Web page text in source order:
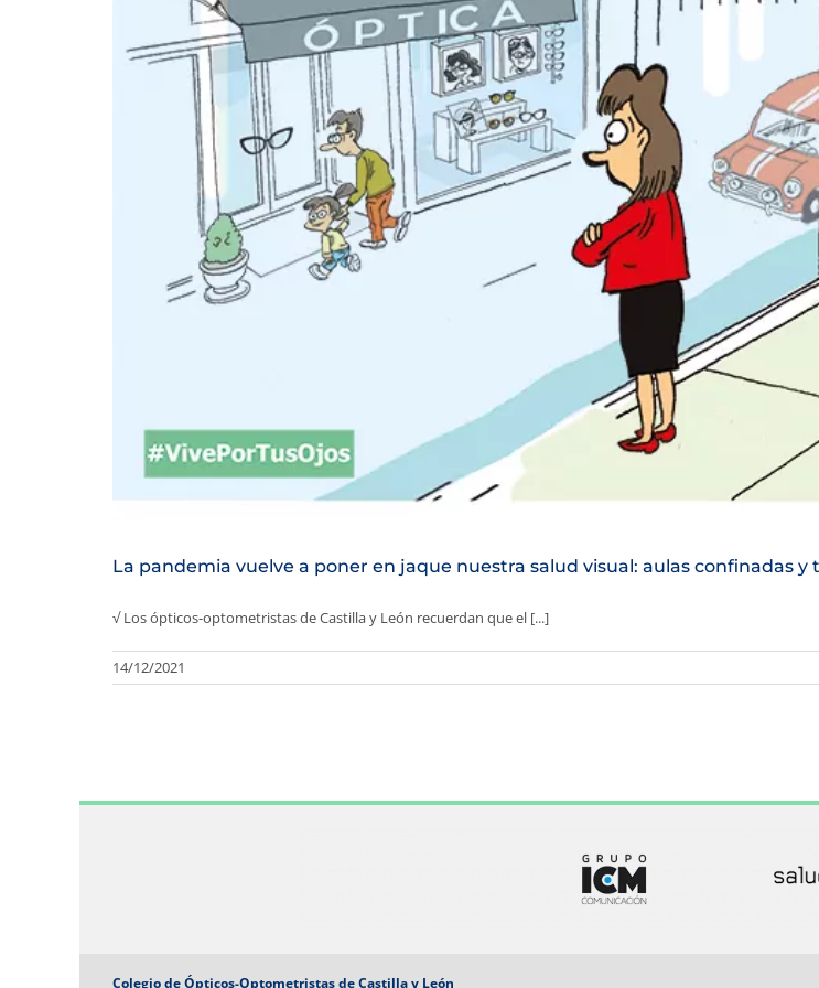
La pandemia vuelve a poner en jaque nuestra salud visual: aulas confinadas
√ Los ópticos-optometristas de Castilla y León recuerdan que el [...]
14/12/2021
Colegio de Ópticos-Optometristas de Castilla y León